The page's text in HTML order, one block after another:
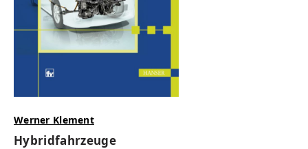
Werner Klement
Hybridfahrzeuge